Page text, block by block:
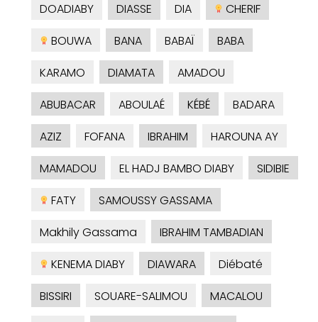
DOADIABY
DIASSE DIA
CHERIF
BOUWA
BANA BABAÏ
BABA
KARAMO
DIAMATA
AMADOU
ABUBACAR
ABOULAÉ KÉBÉ
BADARA
AZIZ
FOFANA IBRAHIM
HAROUNA AY
MAMADOU
EL HADJ BAMBO DIABY
SIDIBIE
FATY
SAMOUSSY GASSAMA
Makhily Gassama
IBRAHIM TAMBADIAN
KENEMA DIABY
DIAWARA
Diébaté
BISSIRI
SOUARE-SALIMOU
MACALOU